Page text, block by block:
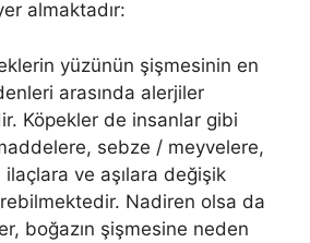
almaktadır:
yüzünün şişmesinin en
arasında alerjiler
Köpekler de insanlar gibi
sebze / meyvelere,
ve aşılara değişik
Nadiren olsa da
boğazın şişmesine neden